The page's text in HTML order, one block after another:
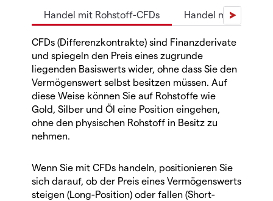
Handel mit Rohstoff-CFDs Handel mit
CFDs (Differenzkontrakte) sind Finanzderivate
und spiegeln den Preis eines zugrunde
liegenden Basiswerts wider, ohne dass Sie den
Vermögenswert selbst besitzen müssen. Auf
diese Weise können Sie auf Rohstoffe wie
Gold, Silber und Öl eine Position eingehen,
ohne den physischen Rohstoff in Besitz zu
nehmen.
Wenn Sie mit CFDs handeln, positionieren Sie
sich darauf, ob der Preis eines Vermögenswerts
steigen (Long-Position) oder fallen (Short-